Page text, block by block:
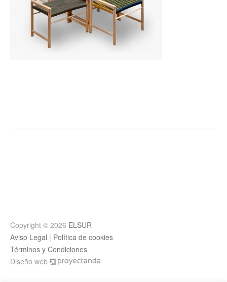
Copyright © 2026 ELSUR
Aviso Legal | Política de cookies
Términos y Condiciones
Diseño web